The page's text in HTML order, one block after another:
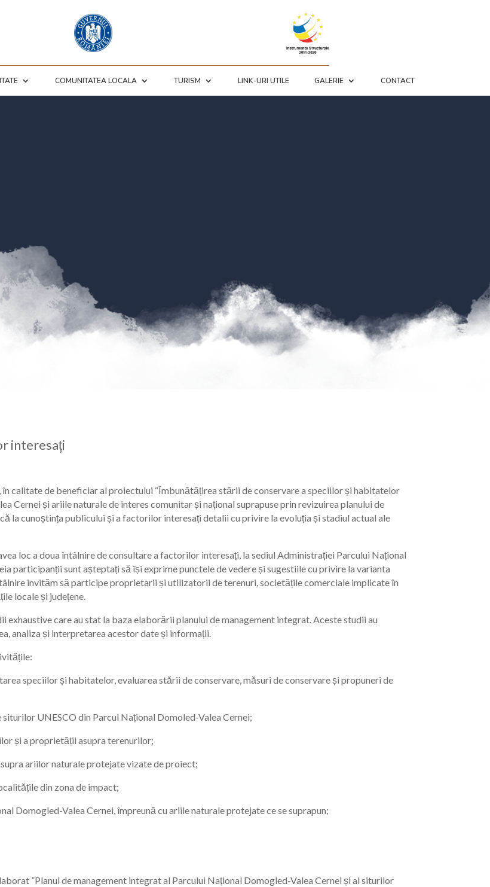
COMUNITATEA LOCALA TURISM LINK-URI UTILE GALERIE CONTACT
interesați
calitate de beneficiar al proiectului “Îmbunătățirea stării de conservare a speciilor și habitatelor
Cernei și ariile naturale de interes comunitar și național suprapuse prin revizuirea planului de
la cunoștința publicului și a factorilor interesați detalii cu privire la evoluția și stadiul actual ale
loc a doua întâlnire de consultare a factorilor interesați, la sediul Administrației Parcului Național
participanții sunt așteptați să își exprime punctele de vedere și sugestiile cu privire la varianta
invităm să participe proprietarii și utilizatorii de terenuri, societățile comerciale implicate în
locale și județene.
exhaustive care au stat la baza elaborării planului de management integrat. Aceste studii au
analiza și interpretarea acestor date și informații.
speciilor și habitatelor, evaluarea stării de conservare, măsuri de conservare și propuneri de
UNESCO din Parcul Național Domoled-Valea Cernei;
și a proprietății asupra terenurilor;
ariilor naturale protejate vizate de proiect;
din zona de impact;
Domogled-Valea Cernei, împreună cu ariile naturale protejate ce se suprapun;
”Planul de management integrat al Parcului Național Domogled-Valea Cernei și al siturilor